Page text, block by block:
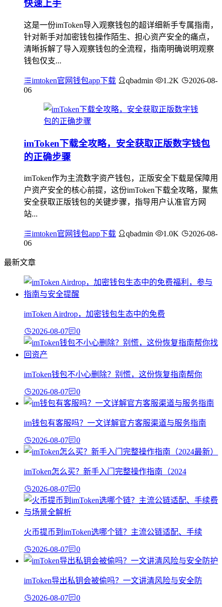
快速上手
这是一份imToken导入观察钱包的超详细新手专属指南，
针对新手对加密钱包操作陌生、担心资产安全的痛点，
清晰拆解了导入观察钱包的全流程，指南明确说明观察
钱包仅支...
imtoken官网钱包app下载 qbadmin 1.2K
2026-08-
06
imToken下载全攻略，安全获取正版数字钱包
的正确步骤
imToken作为主流数字资产钱包，正版安全下载是保障用
户资产安全的核心前提，这份imToken下载全攻略，聚焦
安全获取正版钱包的关键步骤，指导用户认准官方网
站...
imtoken官网钱包app下载 qbadmin 1.0K
2026-08-
06
最新文章
imToken Airdrop，加密钱包生态中的免费
2026-08-07 0
imToken钱包不小心删除？别慌，这份恢复指南帮你
2026-08-07 0
im钱包有客服吗？一文详解官方客服渠道与服务指南
2026-08-07 0
imToken怎么买？新手入门完整操作指南（2024
2026-08-07 0
火币提币到imToken选哪个链？主流公链适配、手续
2026-08-07 0
imToken导出私钥会被偷吗？一文讲清风险与安全防
2026-08-07 0